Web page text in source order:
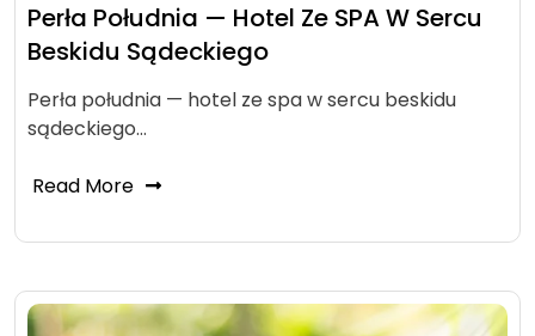
Perła Południa — Hotel Ze SPA W Sercu
Beskidu Sądeckiego
Perła południa — hotel ze spa w sercu beskidu
sądeckiego…
Read More